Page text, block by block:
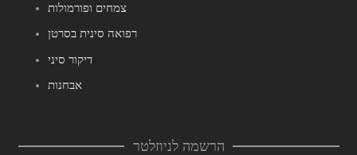
צמחים ופורמולות
רפואה סינית בסרטן
דיקור סיני
אבחנות
הרשמה לניוזלטר